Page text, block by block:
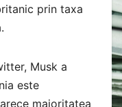
prin taxa
Musk a
este
majoritatea